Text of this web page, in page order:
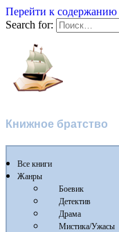
Перейти к содержанию
Search for:
Книжное братство
Все книги
Жанры
Боевик
Детектив
Драма
Мистика/Ужасы